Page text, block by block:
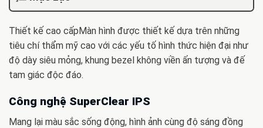
Thiết kế cao cấpMàn hình được thiết kế dựa trên những
tiêu chí thẩm mỹ cao với các yếu tố hình thức hiện đại như
độ dày siêu mỏng, khung bezel không viền ấn tượng và đế
tam giác độc đáo.
Công nghệ SuperClear IPS
Mang lại màu sắc sống động, hình ảnh cùng độ sáng đồng